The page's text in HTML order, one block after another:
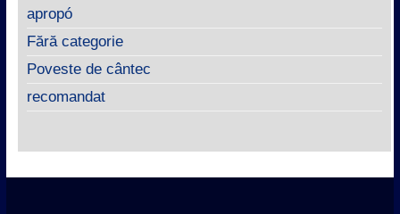
apropó
Fără categorie
Poveste de cântec
recomandat